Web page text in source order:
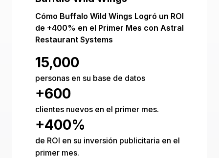
Cómo Buffalo Wild Wings Logró un ROI
de +400% en el Primer Mes con Astral
Restaurant Systems
15,000
personas en su base de datos
+600
clientes nuevos en el primer mes.
+400%
de ROI en su inversión publicitaria en el
primer mes.